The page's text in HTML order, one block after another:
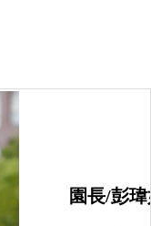
園長/彭瑋